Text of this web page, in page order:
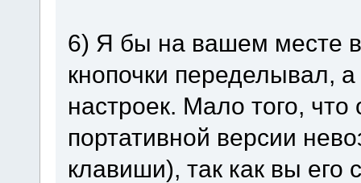
6) Я бы на вашем месте
кнопочки переделывал,
настроек. Мало того,
портативной версии
клавиши), так как вы его